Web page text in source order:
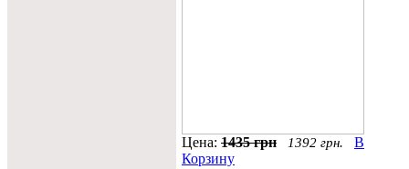
Цена: 1435 грн 1392 грн.
В
Корзину